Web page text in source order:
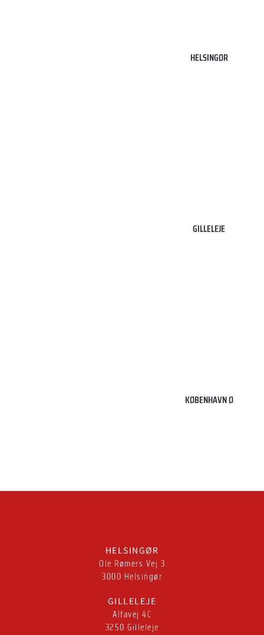
HELSINGØR
GILLELEJE
KØBENHAVN Ø
HELSINGØR
Ole Rømers Vej 3
3000 Helsingør
GILLELEJE
Alfavej 4C
3250 Gilleleje